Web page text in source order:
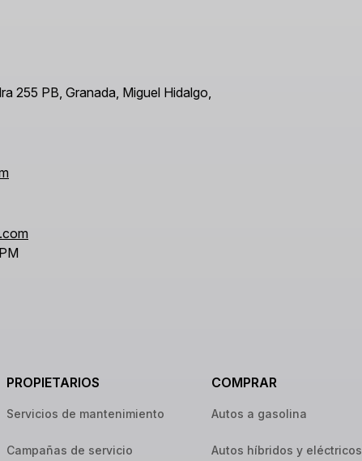
255 PB, Granada, Miguel Hidalgo,
PROPIETARIOS
Servicios de mantenimiento
Campañas de servicio
COMPRAR
Autos a gasolina
Autos híbridos y eléctricos